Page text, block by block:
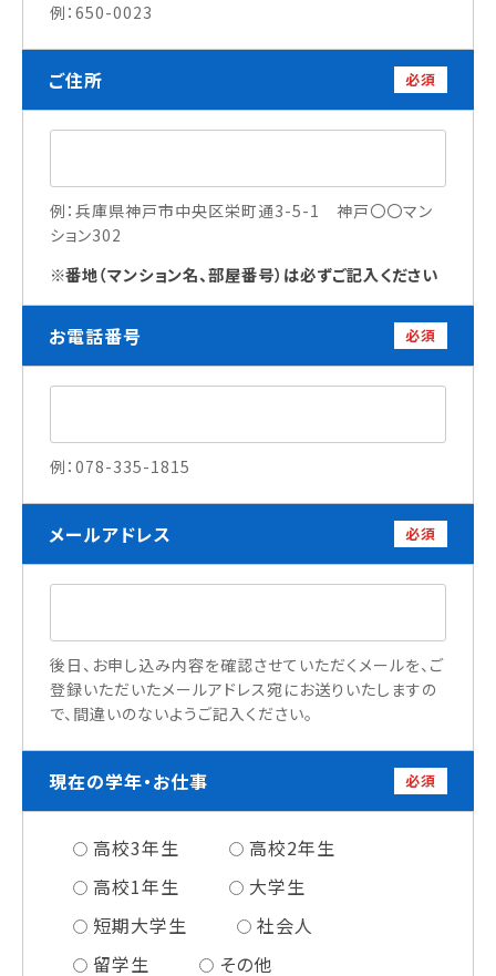
先生紹介
キャンパスライフ
学生カフェ営業インフォメーション
訪問者別
高校生の方へ
社会人・大学生・短大生の方へ
留学生の方へ(for Foreign Student)
各種証明書の申請について
企業担当者の方へ
保護者の方へ
ブログ
よくあるご質問
例：650-0023
ご住所 必須
例：兵庫県神戸市中央区栄町通3-5-1 神戸〇〇マン
ション302
番地（マンション名、部屋番号）は必ずご記入ください
お電話番号 必須
例：078-335-1815
メールアドレス 必須
後日、お申し込み内容を確認させていただくメールを、ご
登録いただいたメールアドレス宛にお送りいたしますの
で、間違いのないようご記入ください。
現在の学年・お仕事 必須
高校3年生
高校2年生
高校1年生
大学生
短期大学生
社会人
留学生
その他